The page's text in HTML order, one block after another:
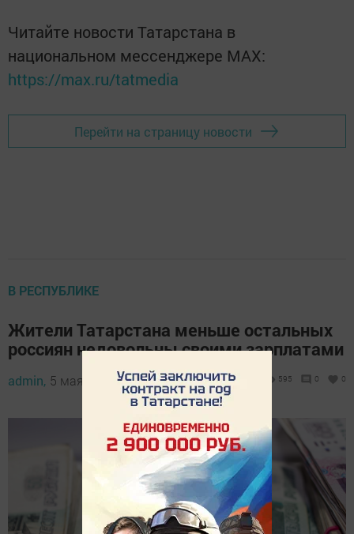
Читайте новости Татарстана в
национальном мессенджере MАХ:
https://max.ru/tatmedia
Перейти на страницу новости
В РЕСПУБЛИКЕ
Жители Татарстана меньше остальных
россиян недовольны своими зарплатами
admin, 5 мая 2023 - 10:36 595 0 0